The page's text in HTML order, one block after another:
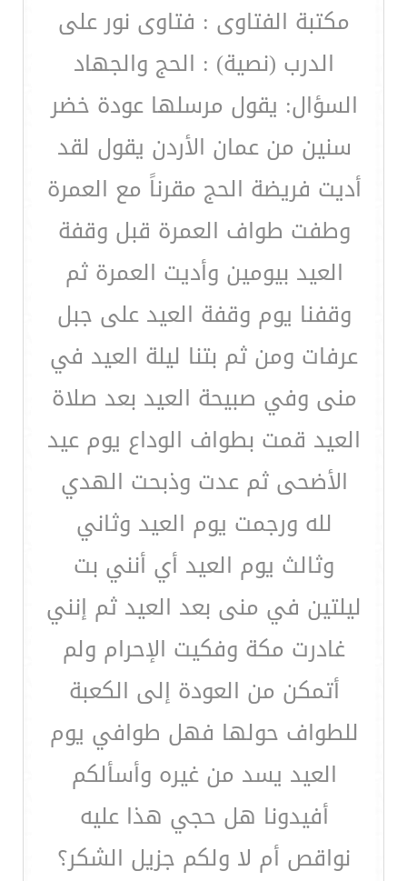
مكتبة الفتاوى : فتاوى نور على
الدرب (نصية) : الحج والجهاد
السؤال: يقول مرسلها عودة خضر
سنين من عمان الأردن يقول لقد
أديت فريضة الحج مقرناً مع العمرة
وطفت طواف العمرة قبل وقفة
العيد بيومين وأديت العمرة ثم
وقفنا يوم وقفة العيد على جبل
عرفات ومن ثم بتنا ليلة العيد في
منى وفي صبيحة العيد بعد صلاة
العيد قمت بطواف الوداع يوم عيد
الأضحى ثم عدت وذبحت الهدي
لله ورجمت يوم العيد وثاني
وثالث يوم العيد أي أنني بت
ليلتين في منى بعد العيد ثم إنني
غادرت مكة وفكيت الإحرام ولم
أتمكن من العودة إلى الكعبة
للطواف حولها فهل طوافي يوم
العيد يسد من غيره وأسألكم
أفيدونا هل حجي هذا عليه
نواقص أم لا ولكم جزيل الشكر؟